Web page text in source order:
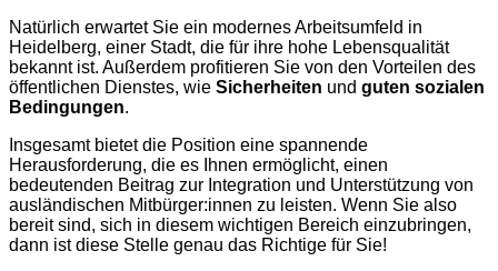
Natürlich erwartet Sie ein modernes Arbeitsumfeld in
Heidelberg, einer Stadt, die für ihre hohe Lebensqualität
bekannt ist. Außerdem profitieren Sie von den Vorteilen des
öffentlichen Dienstes, wie Sicherheiten und guten sozialen
Bedingungen.
Insgesamt bietet die Position eine spannende
Herausforderung, die es Ihnen ermöglicht, einen
bedeutenden Beitrag zur Integration und Unterstützung von
ausländischen Mitbürger:innen zu leisten. Wenn Sie also
bereit sind, sich in diesem wichtigen Bereich einzubringen,
dann ist diese Stelle genau das Richtige für Sie!